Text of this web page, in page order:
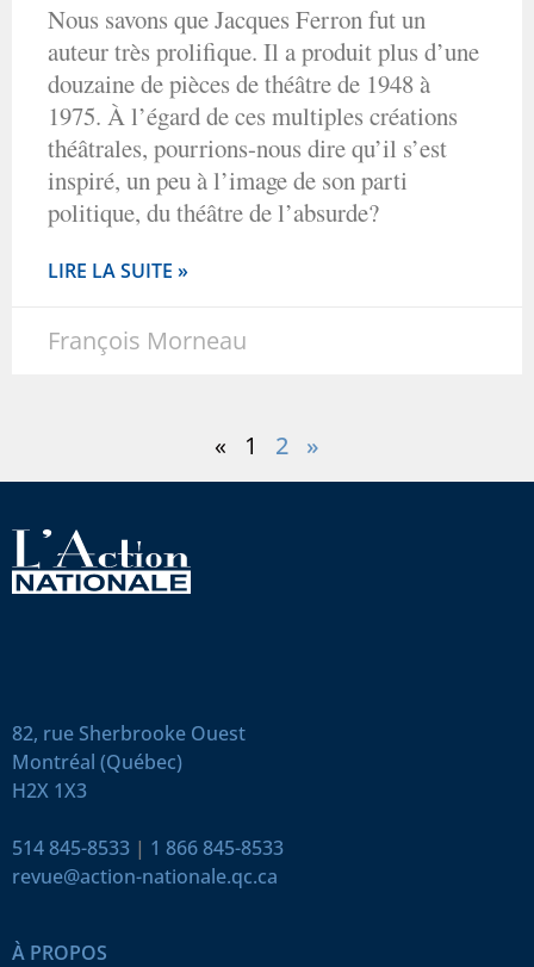
Nous savons que Jacques Ferron fut un
auteur très prolifique. Il a produit plus d’une
douzaine de pièces de théâtre de 1948 à
1975. À l’égard de ces multiples créations
théâtrales, pourrions-nous dire qu’il s’est
inspiré, un peu à l’image de son parti
politique, du théâtre de l’absurde?
LIRE LA SUITE »
François Morneau
« 1 2 »
82, rue Sherbrooke Ouest
Montréal (Québec)
H2X 1X3
514 845-8533 | 1 866 845-8533
revue@action-nationale.qc.ca
À PROPOS